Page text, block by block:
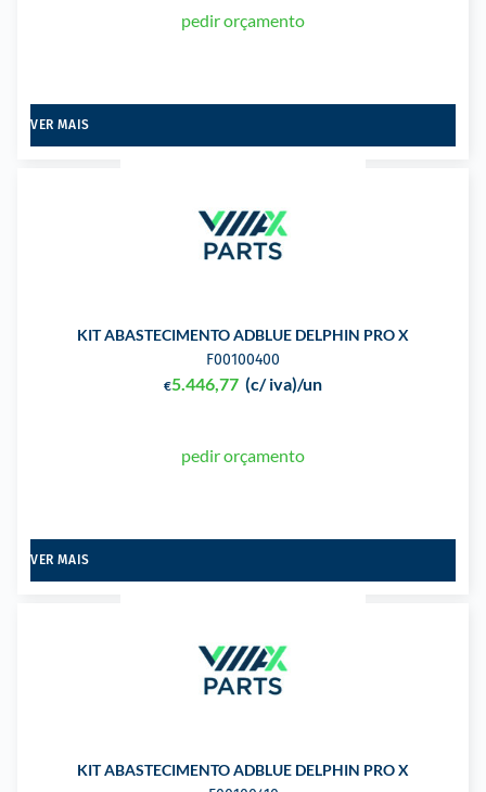
pedir orçamento
VER MAIS
KIT ABASTECIMENTO ADBLUE DELPHIN PRO X
F00100400
€5.446,77 (c/ iva)/un
pedir orçamento
VER MAIS
KIT ABASTECIMENTO ADBLUE DELPHIN PRO X